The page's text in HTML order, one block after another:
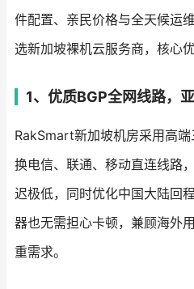
件配置、亲民价格与全天候运
选新加坡裸机云服务商，核心优
1、优质BGP全网线路，
RakSmart新加坡机房采用高
换电信、联通、移动直连线路
迟极低，同时优化中国大陆回
器也无需担心卡顿，兼顾海外
重需求。